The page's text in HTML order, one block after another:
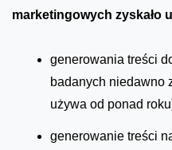
marketingowych zyskało
generowania treści
badanych niedawno
używa od ponad
generowanie treści